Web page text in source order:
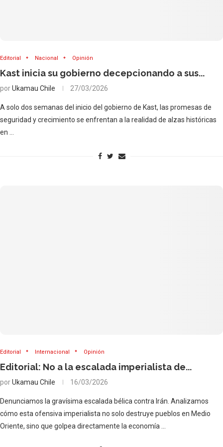
Editorial Nacional Opinión
Kast inicia su gobierno decepcionando a sus...
porUkamau Chile 27/03/2026
A solo dos semanas del inicio del gobierno de Kast, las promesas de
seguridad y crecimiento se enfrentan a la realidad de alzas históricas
en …
Editorial Internacional Opinión
Editorial: No a la escalada imperialista de...
porUkamau Chile 16/03/2026
Denunciamos la gravísima escalada bélica contra Irán. Analizamos
cómo esta ofensiva imperialista no solo destruye pueblos en Medio
Oriente, sino que golpea directamente la economía …